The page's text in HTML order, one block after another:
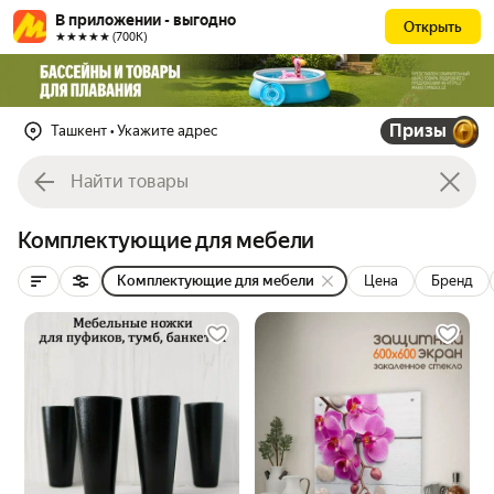
В приложении - выгодно
★★★★★ (700К)
Открыть
Ташкент • Укажите адрес Призы
Комплектующие для мебели
Комплектующие для мебели Цена Бренд